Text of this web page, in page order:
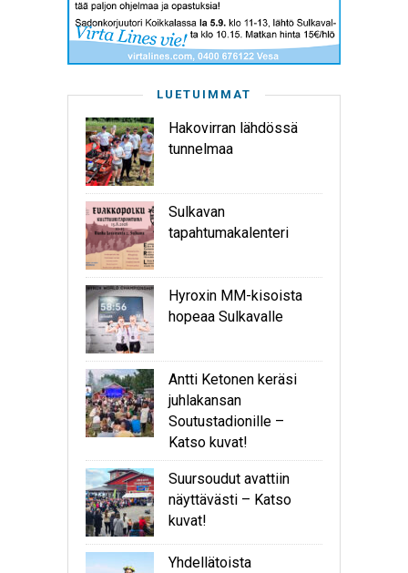
LUETUIMMAT
Hakovirran lähdössä
tunnelmaa
Sulkavan
tapahtumakalenteri
Hyroxin MM-kisoista
hopeaa Sulkavalle
Antti Ketonen keräsi
juhlakansan
Soutustadionille –
Katso kuvat!
Suursoudut avattiin
näyttävästi – Katso
kuvat!
Yhdellätoista